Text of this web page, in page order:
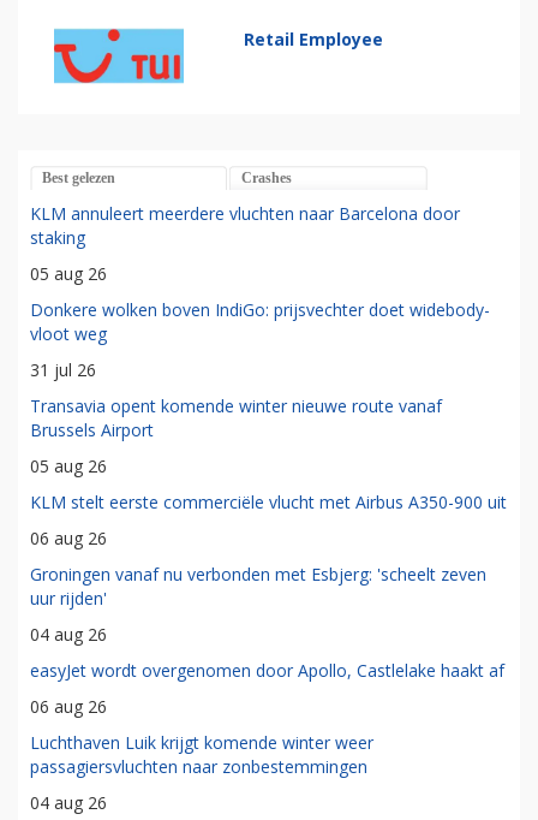
Retail Employee
Best gelezen Crashes
KLM annuleert meerdere vluchten naar Barcelona door
staking
05 aug 26
Donkere wolken boven IndiGo: prijsvechter doet widebody-
vloot weg
31 jul 26
Transavia opent komende winter nieuwe route vanaf
Brussels Airport
05 aug 26
KLM stelt eerste commerciële vlucht met Airbus A350-900 uit
06 aug 26
Groningen vanaf nu verbonden met Esbjerg: 'scheelt zeven
uur rijden'
04 aug 26
easyJet wordt overgenomen door Apollo, Castlelake haakt af
06 aug 26
Luchthaven Luik krijgt komende winter weer
passagiersvluchten naar zonbestemmingen
04 aug 26